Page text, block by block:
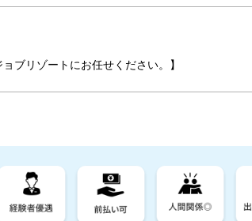
ブリゾートにお任せください。】